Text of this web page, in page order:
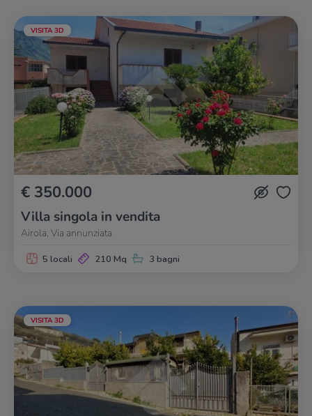
VISITA 3D
€ 350.000
Villa singola in vendita
Airola, Via annunziata
5 locali 210 Mq 3 bagni
VISITA 3D